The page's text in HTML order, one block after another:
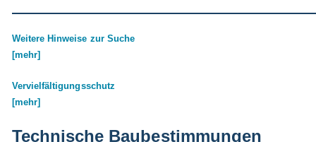
Weitere Hinweise zur Suche
[mehr]
Vervielfältigungsschutz
[mehr]
Technische Baubestimmungen